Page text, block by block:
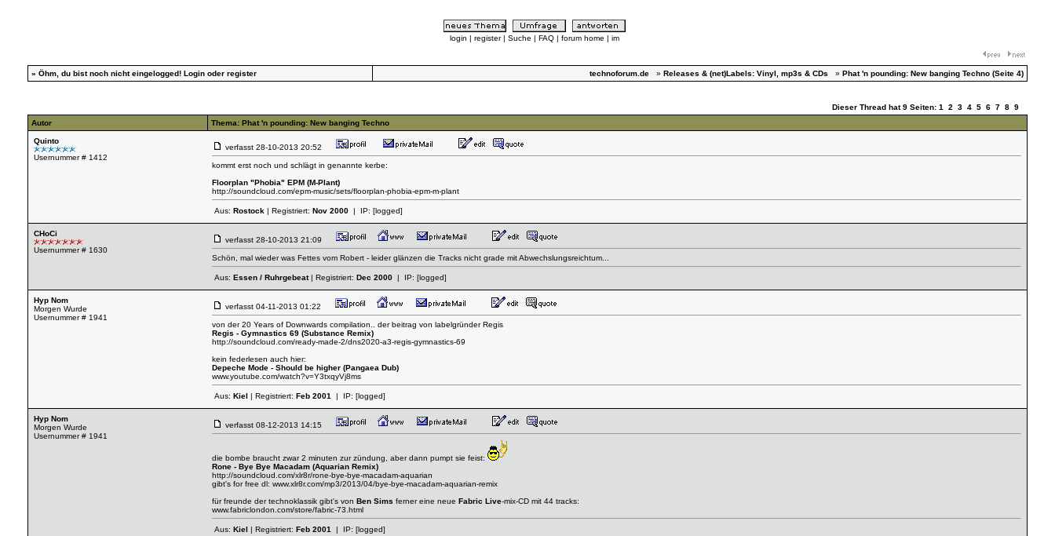
login | register | Suche | FAQ | forum home | im
» Öhm, du bist noch nicht eingelogged! Login oder register technoforum.de » Releases & (net)Labels: Vinyl, mp3s & CDs » Phat 'n pounding: New banging Techno (Seite 4)
Dieser Thread hat 9 Seiten: 1 2 3 4 5 6 7 8 9
Autor
Thema: Phat 'n pounding: New banging Techno
Quinto
Usernummer # 1412
verfasst 28-10-2013 20:52
kommt erst noch und schlägt in genannte kerbe:
Floorplan "Phobia" EPM (M-Plant)
http://soundcloud.com/epm-music/sets/floorplan-phobia-epm-m-plant
Aus: Rostock | Registriert: Nov 2000 | IP: [logged]
CHoCi
Usernummer # 1630
verfasst 28-10-2013 21:09
Schön, mal wieder was Fettes vom Robert - leider glänzen die Tracks nicht grade mit Abwechslungsreichtum...
Aus: Essen / Ruhrgebeat| Registriert: Dec 2000 | IP: [logged]
Hyp Nom
Morgen Wurde
Usernummer # 1941
verfasst 04-11-2013 01:22
von der 20 Years of Downwards compilation.. der beitrag von labelgründer Regis
Regis - Gymnastics 69 (Substance Remix)
http://soundcloud.com/ready-made-2/dns2020-a3-regis-gymnastics-69
kein federlesen auch hier:
Depeche Mode - Should be higher (Pangaea Dub)
www.youtube.com/watch?v=Y3txqyVj8ms
Aus: Kiel | Registriert: Feb 2001 | IP: [logged]
Hyp Nom
Morgen Wurde
Usernummer # 1941
verfasst 08-12-2013 14:15
die bombe braucht zwar 2 minuten zur zündung, aber dann pumpt sie feist:
Rone - Bye Bye Macadam (Aquarian Remix)
http://soundcloud.com/xlr8r/rone-bye-bye-macadam-aquarian
gibt's for free dl: www.xlr8r.com/mp3/2013/04/bye-bye-macadam-aquarian-remix
für freunde der technoklassik gibt's von Ben Sims ferner eine neue Fabric Live-mix-CD mit 44 tracks:
www.fabriclondon.com/store/fabric-73.html
Aus: Kiel | Registriert: Feb 2001 | IP: [logged]